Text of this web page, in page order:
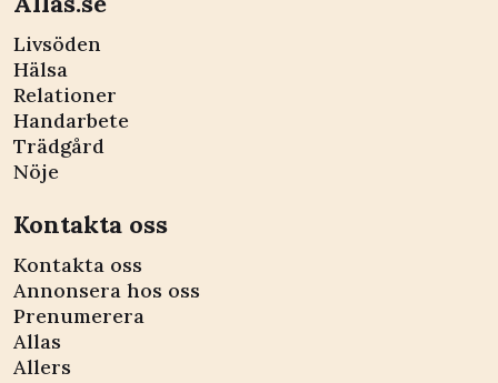
Livsöden
Hälsa
Relationer
Handarbete
Trädgård
Nöje
Kontakta oss
Kontakta oss
Annonsera hos oss
Prenumerera
Allas
Allers